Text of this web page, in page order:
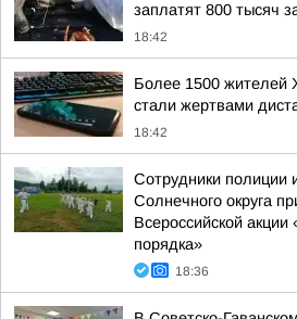
заплатят 800 тысяч
18:42
Более 1500 жителей
стали жертвами
18:42
Сотрудники полиции
Солнечного округа
Всероссийской
порядка»
18:36